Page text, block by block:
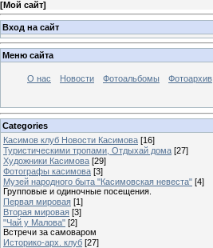
[Мой сайт]
Вход на сайт
Меню сайта
О нас Новости Фотоальбомы Фотоархив
Categories
Касимов клуб Новости Касимова [16]
Туристическими тропами, Отдыхай дома [27]
Художники Касимова [29]
Фотографы касимова [3]
Музей народного быта "Касимовская невеста" [4]
Групповые и одиночные посещения.
Первая мировая [1]
Вторая мировая [3]
"Чай у Малова" [2]
Встречи за самоваром
Историко-арх. клуб [27]